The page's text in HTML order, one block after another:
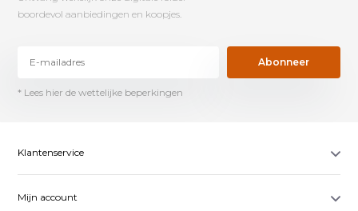
boordevol aanbiedingen en koopjes.
Abonneer
* Lees hier de wettelijke beperkingen
Klantenservice
Mijn account